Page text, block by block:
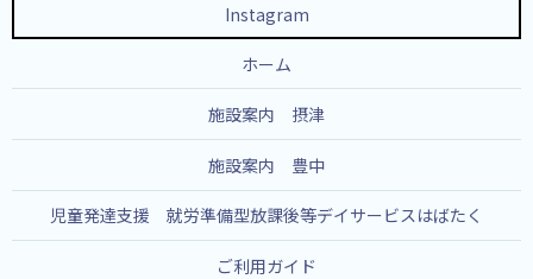
Instagram
ホーム
施設案内 摂津
施設案内 豊中
児童発達支援 就労準備型放課後等デイサービスはばたく
ご利用ガイド